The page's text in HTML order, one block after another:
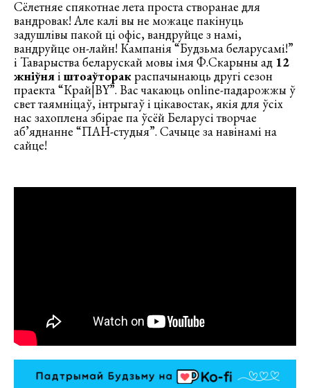
Сёлетняе спякотнае лета проста створанае для
вандровак! Але калі вы не можаце пакінуць
задушлівы пакой ці офіс, вандруйце з намі,
вандруйце он-лайн! Кампанія “Будзьма беларусамі!”
і Таварыства беларускай мовы імя Ф.Скарыны ад 12
жніўняі штоаўторак распачынаюць другі сезон
праекта “Край|BY”. Вас чакаюць online-падарожжы ў
свет таямніцаў, інтрыгаў і цікавостак, якія для ўсіх
нас захоплена збірае па ўсёй Беларусі творчае
аб’яднанне “ПАН-студыя”. Сачыце за навінамі на
сайце!